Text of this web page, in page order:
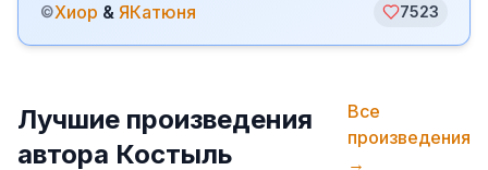
©Хиор & ЯКатюня 7523
Лучшие произведения
автора Костыль
Все
произведения
→